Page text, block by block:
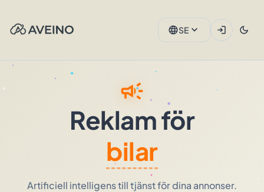
languageSE expand_more login dark_mode
campaign
Reklam för
bilar
Artificiell intelligens till tjänst för dina annonser.